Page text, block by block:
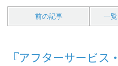
前の記事 一覧
『アフターサービス